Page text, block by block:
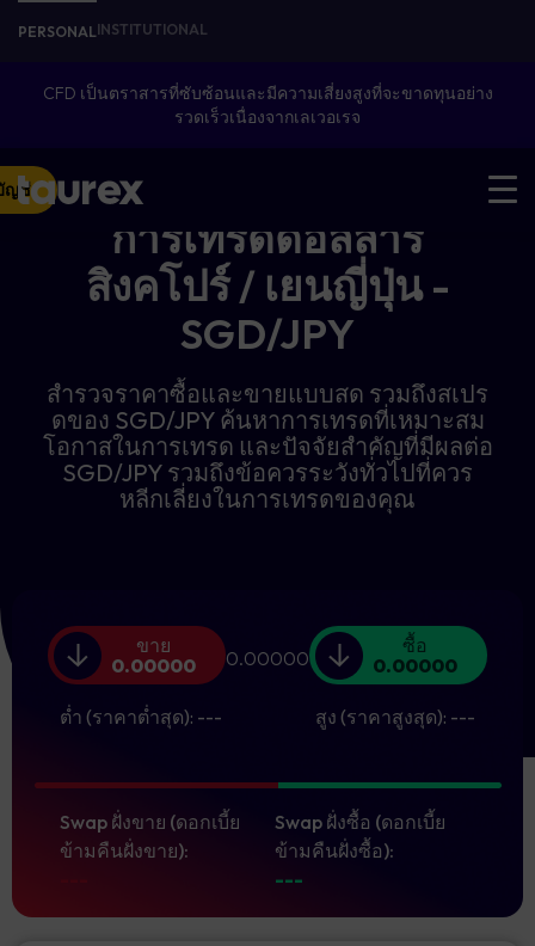
PERSONALINSTITUTIONAL
CFD เป็นตราสารที่ซับซ้อนและมีความเสี่ยงสูงที่จะขาดทุนอย่าง
รวดเร็วเนื่องจากเลเวอเรจ
ญชี
การเทรดดอลลาร์
สิงคโปร์ / เยนญี่ปุ่น -
SGD/JPY
สำรวจราคาซื้อและขายแบบสด รวมถึงสเปร
ดของ SGD/JPY ค้นหาการเทรดที่เหมาะสม
โอกาสในการเทรด และปัจจัยสำคัญที่มีผลต่อ
SGD/JPY รวมถึงข้อควรระวังทั่วไปที่ควร
หลีกเลี่ยงในการเทรดของคุณ
ขาย
0.00000
ต่ำ (ราคาต่ำสุด): ---
0.00000
ซื้อ
0.00000
สูง (ราคาสูงสุด): ---
Swap ฝั่งขาย (ดอกเบี้ย
ข้ามคืนฝั่งขาย):
Swap ฝั่งซื้อ (ดอกเบี้ย
ข้ามคืนฝั่งซื้อ):
---